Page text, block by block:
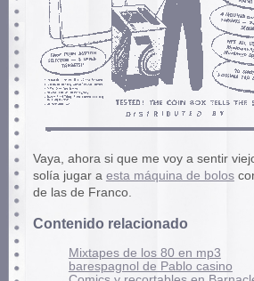
Vaya, ahora si que me voy a sentir
solía jugar a esta máquina de bolos
de las de Franco.
Contenido relacionado
Mixtapes de los 80 en mp3
barespagnol de Pablo casino